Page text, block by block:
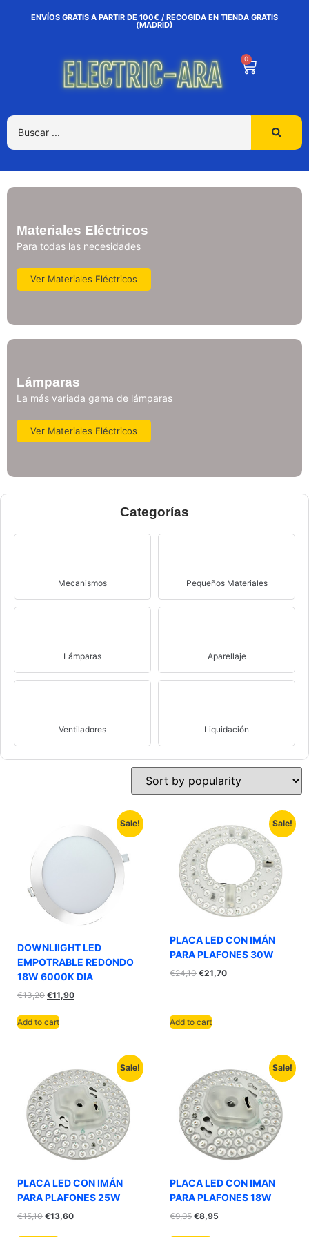
ENVÍOS GRATIS A PARTIR DE 100€ / RECOGIDA EN TIENDA GRATIS
(MADRID)
0
Materiales Eléctricos
Para todas las necesidades
Ver Materiales Eléctricos
Lámparas
La más variada gama de lámparas
Ver Materiales Eléctricos
Categorías
Mecanismos Pequeños Materiales
Lámparas Aparellaje
Ventiladores Liquidación
Sale!
DOWNLIIGHT LED
EMPOTRABLE REDONDO
18W 6000K DIA
€13,20 €11,90
Add to cart
Sale!
PLACA LED CON IMÁN
PARA PLAFONES 30W
€24,10 €21,70
Add to cart
Sale!
PLACA LED CON IMÁN
PARA PLAFONES 25W
€15,10 €13,60
Sale!
PLACA LED CON IMAN
PARA PLAFONES 18W
€9,95 €8,95